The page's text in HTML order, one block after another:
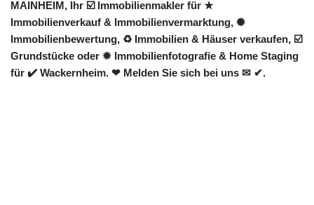
MAINHEIM, Ihr ☑️ Immobilienmakler für ★
Immobilienverkauf & Immobilienvermarktung, ✺
Immobilienbewertung, ♻ Immobilien & Häuser verkaufen, ☑️
Grundstücke oder ✹ Immobilienfotografie & Home Staging
für ✔️ Wackernheim. ❤ Melden Sie sich bei uns ✉ ✔.